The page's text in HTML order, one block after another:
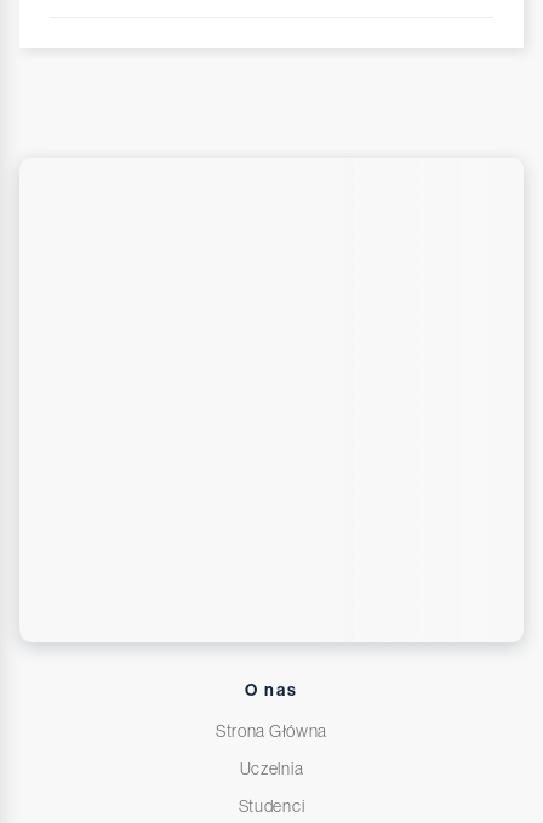
O nas
Strona Główna
Uczelnia
Studenci